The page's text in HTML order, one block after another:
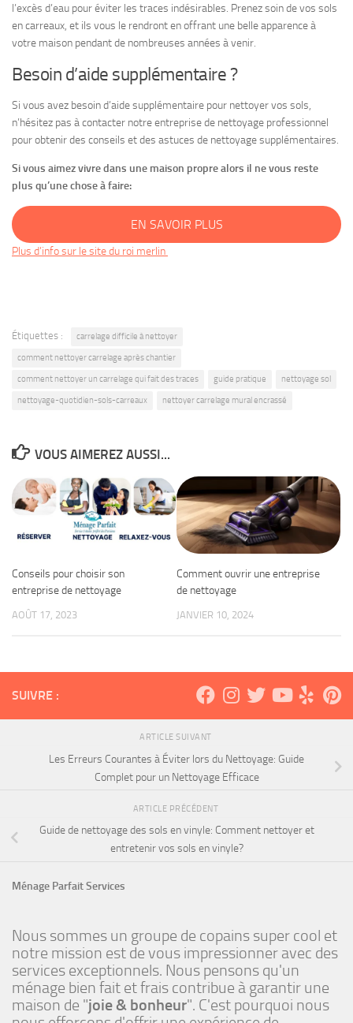
l’excès d’eau pour éviter les traces indésirables. Prenez soin de vos sols
en carreaux, et ils vous le rendront en offrant une belle apparence à
votre maison pendant de nombreuses années à venir.
Besoin d’aide supplémentaire ?
Si vous avez besoin d’aide supplémentaire pour nettoyer vos sols,
n’hésitez pas à contacter notre entreprise de nettoyage professionnel
pour obtenir des conseils et des astuces de nettoyage supplémentaires.
Si vous aimez vivre dans une maison propre alors il ne vous reste
plus qu’une chose à faire:
EN SAVOIR PLUS
Plus d’info sur le site du roi merlin
Étiquettes : carrelage difficile à nettoyer
comment nettoyer carrelage après chantier
comment nettoyer un carrelage qui fait des traces guide pratique nettoyage sol
nettoyage-quotidien-sols-carreaux nettoyer carrelage mural encrassé
VOUS AIMEREZ AUSSI...
Conseils pour choisir son
entreprise de nettoyage
AOÛT 17, 2023
Comment ouvrir une entreprise
de nettoyage
JANVIER 10, 2024
SUIVRE :
ARTICLE SUIVANT
Les Erreurs Courantes à Éviter lors du Nettoyage: Guide
Complet pour un Nettoyage Efficace
ARTICLE PRÉCÉDENT
Guide de nettoyage des sols en vinyle: Comment nettoyer et
entretenir vos sols en vinyle?
Ménage Parfait Services
Nous sommes un groupe de copains super cool et
notre mission est de vous impressionner avec des
services exceptionnels. Nous pensons qu'un
ménage bien fait et frais contribue à garantir une
maison de "joie & bonheur". C'est pourquoi nous